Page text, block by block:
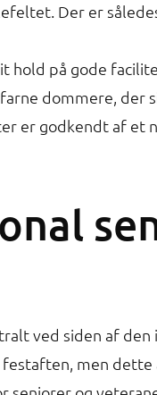
Der er
hold på gode
dommere, der
er godkendt af
ved siden af
men